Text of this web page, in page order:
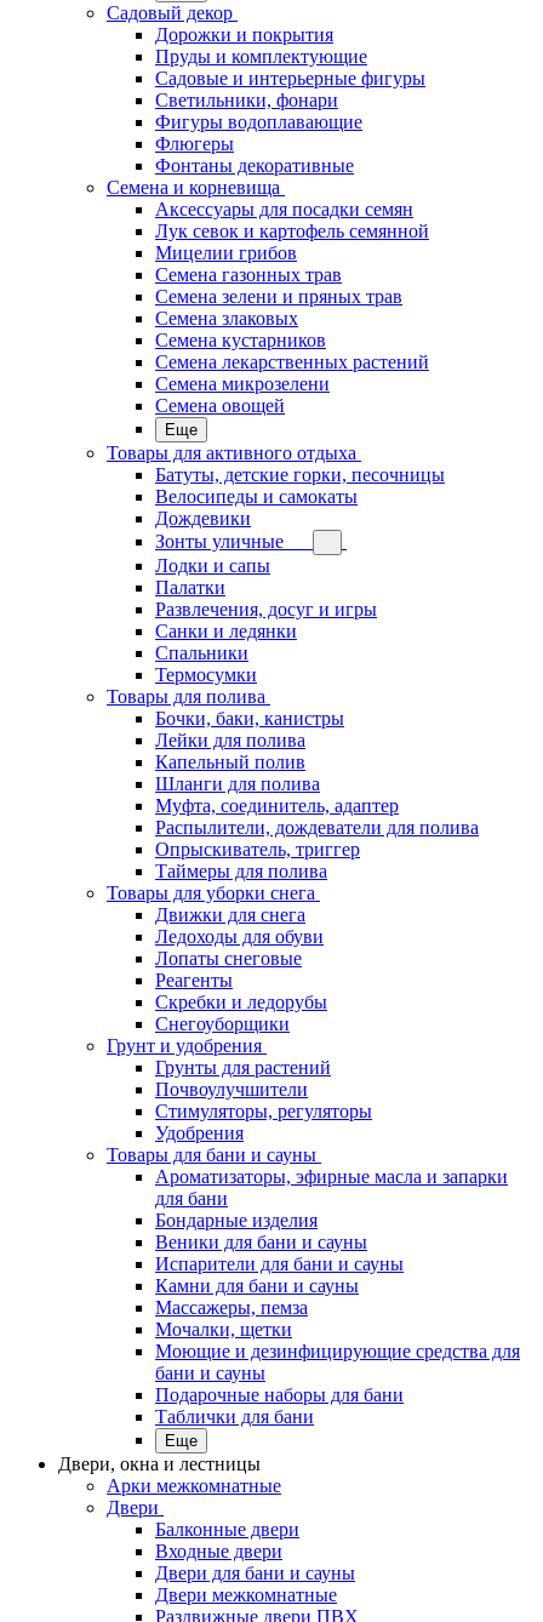
Садовый декор
Дорожки и покрытия
Пруды и комплектующие
Садовые и интерьерные фигуры
Светильники, фонари
Фигуры водоплавающие
Флюгеры
Фонтаны декоративные
Семена и корневища
Аксессуары для посадки семян
Лук севок и картофель семянной
Мицелии грибов
Семена газонных трав
Семена зелени и пряных трав
Семена злаковых
Семена кустарников
Семена лекарственных растений
Семена микрозелени
Семена овощей
Еще
Товары для активного отдыха
Батуты, детские горки, песочницы
Велосипеды и самокаты
Дождевики
Зонты уличные
Лодки и сапы
Палатки
Развлечения, досуг и игры
Санки и ледянки
Спальники
Термосумки
Товары для полива
Бочки, баки, канистры
Лейки для полива
Капельный полив
Шланги для полива
Муфта, соединитель, адаптер
Распылители, дождеватели для полива
Опрыскиватель, триггер
Таймеры для полива
Товары для уборки снега
Движки для снега
Ледоходы для обуви
Лопаты снеговые
Реагенты
Скребки и ледорубы
Снегоуборщики
Грунт и удобрения
Грунты для растений
Почвоулучшители
Стимуляторы, регуляторы
Удобрения
Товары для бани и сауны
Ароматизаторы, эфирные масла и запарки
для бани
Бондарные изделия
Веники для бани и сауны
Испарители для бани и сауны
Камни для бани и сауны
Массажеры, пемза
Мочалки, щетки
Моющие и дезинфицирующие средства для
бани и сауны
Подарочные наборы для бани
Таблички для бани
Еще
Двери, окна и лестницы
Арки межкомнатные
Двери
Балконные двери
Входные двери
Двери для бани и сауны
Двери межкомнатные
Раздвижные двери ПВХ